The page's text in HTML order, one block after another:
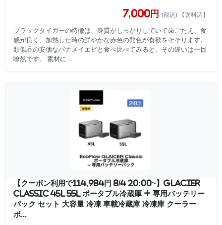
7,000円 (税込) 【送料込】
ブラックタイガーの特徴は、身質がしっかりしていて歯ごたえ、食
感が良く、加熱した時の鮮やかな赤色の発色が食欲をそそります。
類似品の安価なバナメイエビと食べ比べてみると、その違いは一目
瞭然です。 素材に...
【クーポン利用で114,984円 8/4 20:00~】GLACIER
Classic 45L 55L ポータブル冷蔵庫 + 専用バッテリー
パック セット 大容量 冷凍 車載冷蔵庫 冷凍庫 クーラー
ボ...